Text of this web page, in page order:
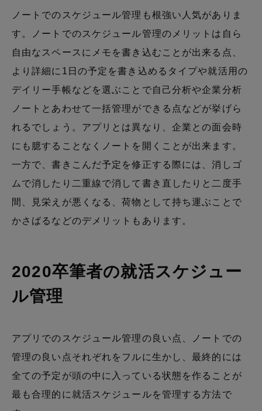
ノートでのスケジュール管理も根強い人気がありま
す。ノートでのスケジュール管理のメリットは自ら
自由なスペースにメモを書き込むことが出来る点、
より詳細に1日の予定を書き込めるタイプや就活用の
デイリー手帳などを選ぶことで自己分析や企業分析
ノートとあわせて一括管理ができる点などが挙げら
れるでしょう。アプリとは異なり、企業との面会時
にも臆することなくノートを開くことが出来ます。
一方で、書きこんだ予定を修正する際には、消しゴ
ムで消したり二重線で消して書き直したりと二度手
間、見栄えが悪くなる、荷物として持ち運ぶことで
かさばるなどのデメリットもあります。
2020卒筆者の就活スケジュー
ル管理
アプリでのスケジュール管理の良い点、ノートでの
管理の良い点それぞれをフルに生かし、最終的には
全ての予定が頭の中に入っている状態を作ることが
最も合理的に就活スケジュールを管理する方法で